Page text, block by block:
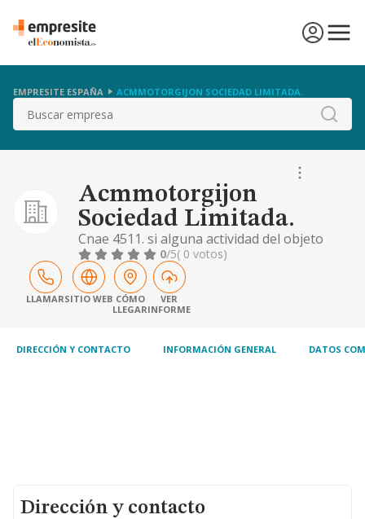
EMPRESITE ESPAÑA ACMMOTORGIJON SOCIEDAD LIMITADA.
Buscar
Acmmotorgijon
Sociedad Limitada.
Cnae 4511. si alguna actividad del objeto
social fuera profesional, la sociedad la
ejercerá como intermediadora. la sociedad
tiene por objeto: la compraventa de
vehículos terrestres al por menor.
reparación de vehículos a motor. alquiler de
automóvil
0/5( 0 votos)
LLAMARSITIO WEB CÓMO
LLEGAR
VER
INFORME
DIRECCIÓN Y CONTACTO INFORMACIÓN GENERAL DATOS
Dirección y contacto